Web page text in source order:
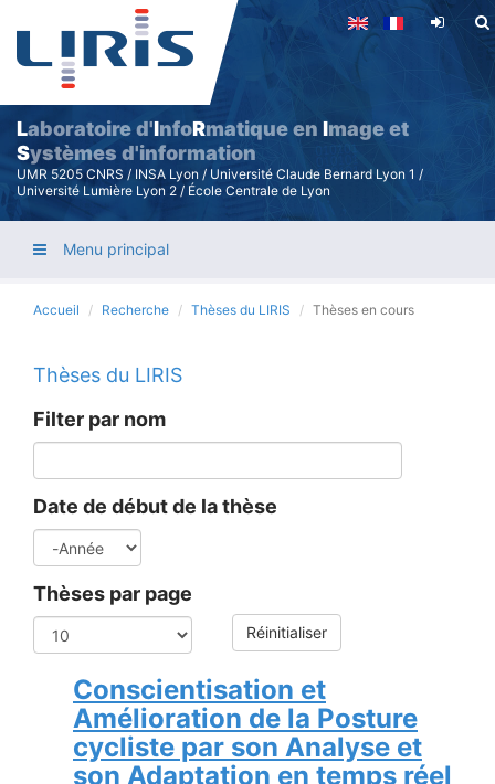
Aller
contenu
principal
Laboratoire d'InfoRmatique en Image et
Systèmes d'information
UMR 5205 CNRS / INSA Lyon / Université Claude Bernard Lyon 1 /
Université Lumière Lyon 2 / École Centrale de Lyon
Menu principal
Accueil Recherche Thèses du LIRIS Thèses en cours
Thèses du LIRIS
Filter par nom
Date de début de la thèse
Année
Thèses par page
Réinitialiser
Conscientisation et
Amélioration de la Posture
cycliste par son Analyse et
son Adaptation en temps réel